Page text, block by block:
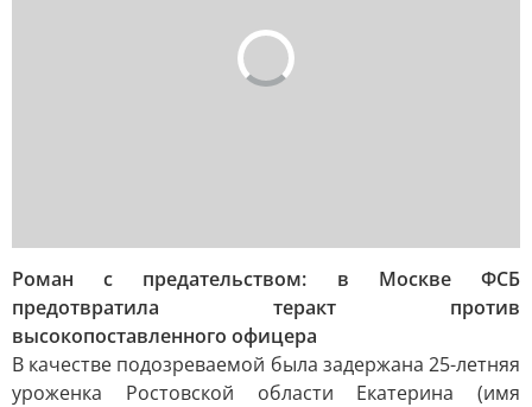
Роман с предательством: в Москве ФСБ
предотвратила теракт против
высокопоставленного офицера
В качестве подозреваемой была задержана 25-летняя
уроженка Ростовской области Екатерина (имя